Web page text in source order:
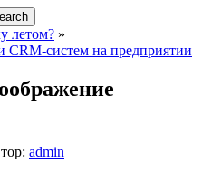
летом? »
CRM-систем на предприятии
admin